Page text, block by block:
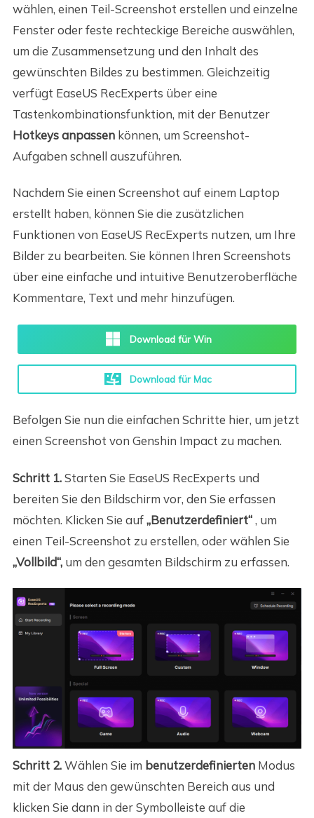
wählen, einen Teil-Screenshot erstellen und einzelne
Fenster oder feste rechteckige Bereiche auswählen,
um die Zusammensetzung und den Inhalt des
gewünschten Bildes zu bestimmen. Gleichzeitig
verfügt EaseUS RecExperts über eine
Tastenkombinationsfunktion, mit der Benutzer
Hotkeys anpassenkönnen, um Screenshot-
Aufgaben schnell auszuführen.
Nachdem Sie einen Screenshot auf einem Laptop
erstellt haben, können Sie die zusätzlichen
Funktionen von EaseUS RecExperts nutzen, um Ihre
Bilder zu bearbeiten. Sie können Ihren Screenshots
über eine einfache und intuitive Benutzeroberfläche
Kommentare, Text und mehr hinzufügen.
Download für Win
Download für Mac
Befolgen Sie nun die einfachen Schritte hier, um jetzt
einen Screenshot von Genshin Impact zu machen.
Schritt 1.Starten Sie EaseUS RecExperts und
bereiten Sie den Bildschirm vor, den Sie erfassen
möchten. Klicken Sie auf„Benutzerdefiniert“, um
einen Teil-Screenshot zu erstellen, oder wählen Sie
„Vollbild“,um den gesamten Bildschirm zu erfassen.
Schritt 2.Wählen Sie im benutzerdefiniertenModus
mit der Maus den gewünschten Bereich aus und
klicken Sie dann in der Symbolleiste auf die